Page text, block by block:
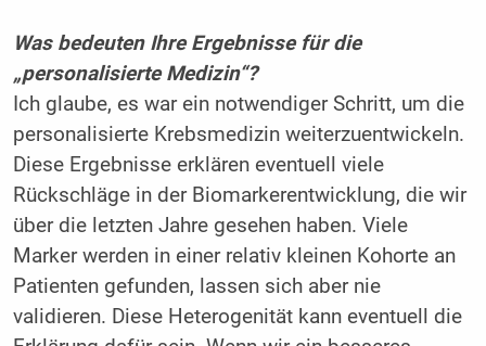
Was bedeuten Ihre Ergebnisse für die
„personalisierte Medizin“?
Ich glaube, es war ein notwendiger Schritt, um die
personalisierte Krebsmedizin weiterzuentwickeln.
Diese Ergebnisse erklären eventuell viele
Rückschläge in der Biomarkerentwicklung, die wir
über die letzten Jahre gesehen haben. Viele
Marker werden in einer relativ kleinen Kohorte an
Patienten gefunden, lassen sich aber nie
validieren. Diese Heterogenität kann eventuell die